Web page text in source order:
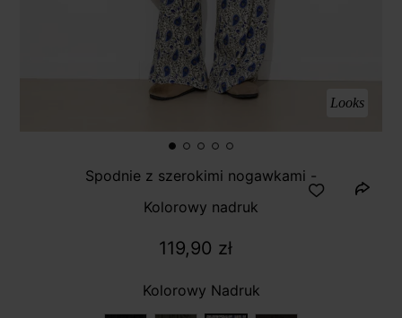
Looks
Spodnie z szerokimi nogawkami -
Kolorowy nadruk
119,90 zł
Kolorowy Nadruk